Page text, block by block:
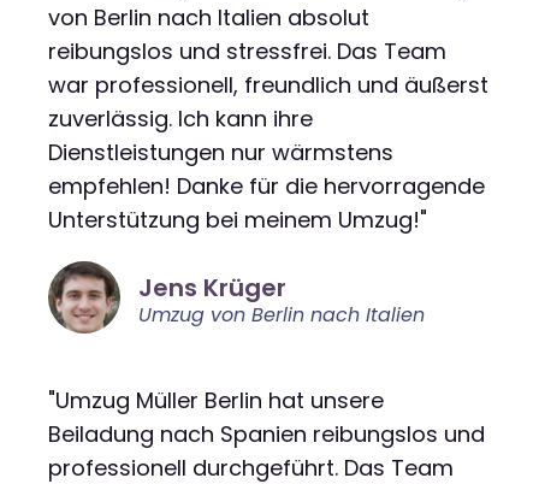
von Berlin nach Italien absolut
reibungslos und stressfrei. Das Team
war professionell, freundlich und äußerst
zuverlässig. Ich kann ihre
Dienstleistungen nur wärmstens
empfehlen! Danke für die hervorragende
Unterstützung bei meinem Umzug!"
Jens Krüger
Umzug von Berlin nach Italien
"Umzug Müller Berlin hat unsere
Beiladung nach Spanien reibungslos und
professionell durchgeführt. Das Team